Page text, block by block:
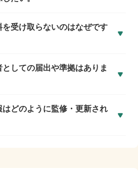
受け取らないのはなぜです
しての届出や準拠はありま
はどのように監修・更新され